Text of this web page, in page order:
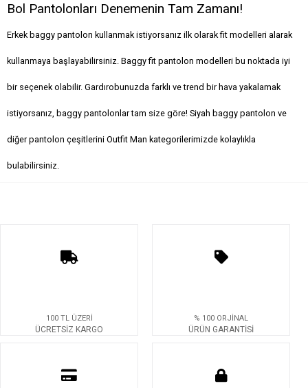
Bol Pantolonları Denemenin Tam Zamanı!
Erkek baggy pantolon kullanmak istiyorsanız ilk olarak fit modelleri alarak
kullanmaya başlayabilirsiniz. Baggy fit pantolon modelleri bu noktada iyi
bir seçenek olabilir. Gardırobunuzda farklı ve trend bir hava yakalamak
istiyorsanız, baggy pantolonlar tam size göre! Siyah baggy pantolon ve
diğer pantolon çeşitlerini Outfit Man kategorilerimizde kolaylıkla
bulabilirsiniz.
100 TL ÜZERİ
ÜCRETSİZ KARGO
% 100 ORJİNAL
ÜRÜN GARANTİSİ